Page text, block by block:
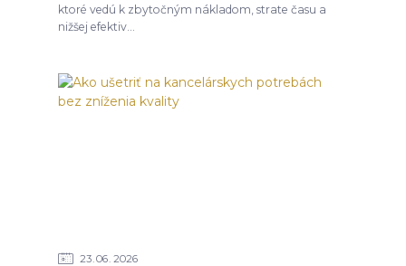
ktoré vedú k zbytočným nákladom, strate času a
nižšej efektiv...
23 06 2026